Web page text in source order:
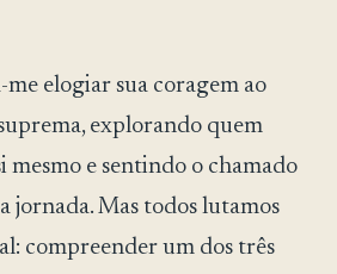
elogiar sua coragem ao
explorando quem
mesmo e sentindo o chamado
jornada. Mas todos lutamos
compreender um dos três